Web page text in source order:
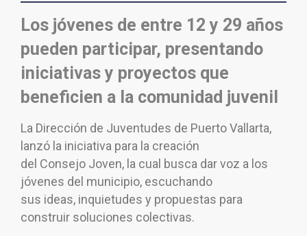
Los jóvenes de entre 12 y 29 años
pueden participar, presentando
iniciativasy proyectos que
beneficien a la comunidad juvenil
La Dirección de Juventudes de Puerto Vallarta,
lanzó la iniciativa para la creación
del Consejo Joven, la cual busca dar voz a los
jóvenes del municipio, escuchando
sus ideas, inquietudes y propuestas para
construir soluciones colectivas.